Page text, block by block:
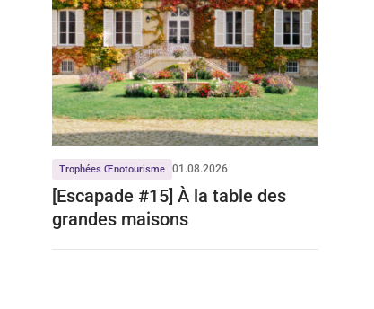
Trophées Œnotourisme 01.08.2026
[Escapade #15] À la table des
grandes maisons